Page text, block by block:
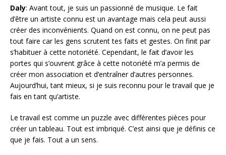
Daly: Avant tout, je suis un passionné de musique. Le fait
d’être un artiste connu est un avantage mais cela peut aussi
créer des inconvénients. Quand on est connu, on ne peut pas
tout faire car les gens scrutent tes faits et gestes. On finit par
s’habituer à cette notoriété. Cependant, le fait d’avoir les
portes qui s’ouvrent grâce à cette notoriété m’a permis de
créer mon association et d’entraîner d’autres personnes.
Aujourd’hui, tant mieux, si je suis reconnu pour le travail que je
fais en tant qu’artiste.
Le travail est comme un puzzle avec différentes pièces pour
créer un tableau. Tout est imbriqué. C’est ainsi que je définis ce
que je fais. Tout a un sens.